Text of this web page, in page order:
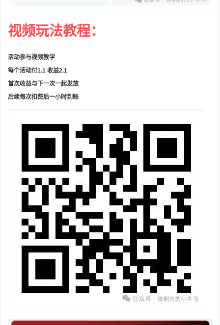
视频玩法教程：
活动参与视频教学
每个活动付1.1 收益2.1
首次收益与下一次一起发放
后续每次扣费后一小时到账